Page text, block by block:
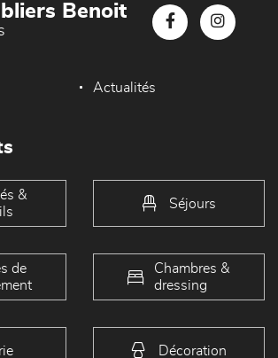
Benoit
Actualités
&
Séjours
de
Chambres &
dressing
Décoration